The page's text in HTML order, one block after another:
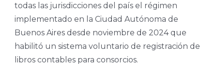
todas las jurisdicciones del país el régimen
implementado en la Ciudad Autónoma de
Buenos Aires desde noviembre de 2024 que
habilitó un sistema voluntario de registración de
libros contables para consorcios.